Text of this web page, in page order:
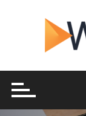
conteúdo